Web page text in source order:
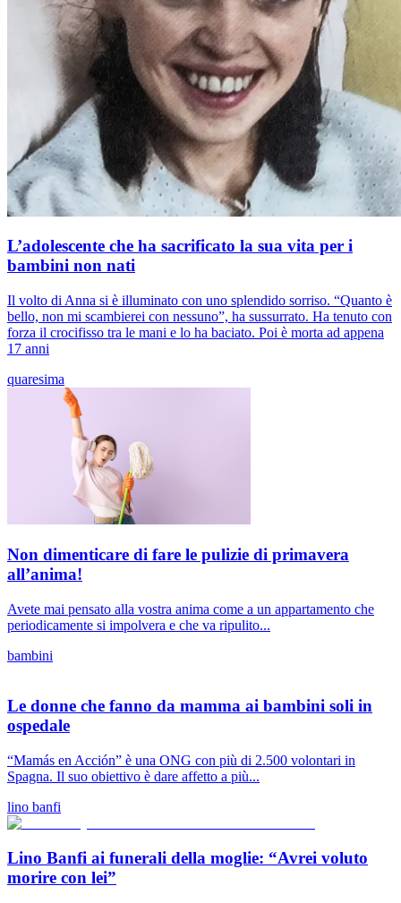
L’adolescente che ha sacrificato la sua vita per i
bambini non nati
Il volto di Anna si è illuminato con uno splendido sorriso. “Quanto è
bello, non mi scambierei con nessuno”, ha sussurrato. Ha tenuto con
forza il crocifisso tra le mani e lo ha baciato. Poi è morta ad appena
17 anni
quaresima
Non dimenticare di fare le pulizie di primavera
all’anima!
Avete mai pensato alla vostra anima come a un appartamento che
periodicamente si impolvera e che va ripulito...
bambini
Le donne che fanno da mamma ai bambini soli in
ospedale
“Mamás en Acción” è una ONG con più di 2.500 volontari in
Spagna. Il suo obiettivo è dare affetto a più...
lino banfi
Lino Banfi ai funerali della moglie: “Avrei voluto
morire con lei”